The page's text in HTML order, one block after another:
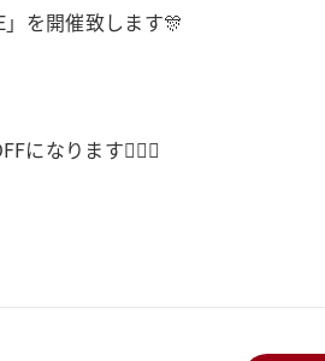
を開催致します🎊
になります💁‍♀️✨